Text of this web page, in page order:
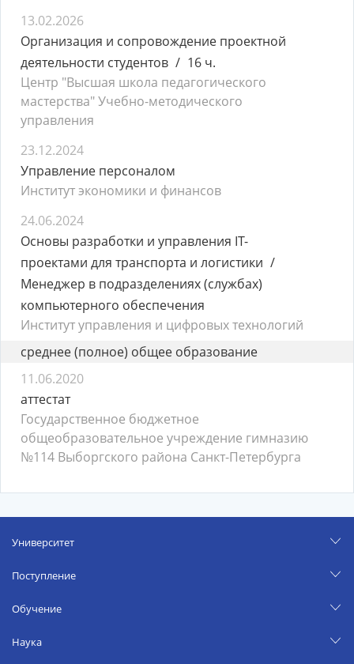
13.02.2026
Организация и сопровождение проектной
деятельности студентов
16 ч.
Центр "Высшая школа педагогического
мастерства" Учебно-методического
управления
23.12.2024
Управление персоналом
Институт экономики и финансов
24.06.2024
Основы разработки и управления IT-
проектами для транспорта и логистики
Менеджер в подразделениях (службах)
компьютерного обеспечения
Институт управления и цифровых технологий
среднее (полное) общее образование
11.06.2020
аттестат
Государственное бюджетное
общеобразовательное учреждение гимназию
№114 Выборгского района Санкт-Петербурга
Университет
Поступление
Обучение
Наука